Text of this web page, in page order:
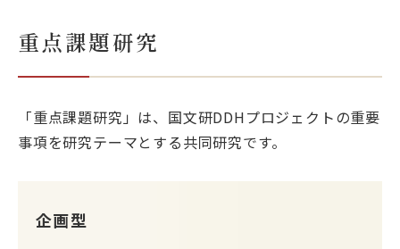
重点課題研究
「重点課題研究」は、国文研DDHプロジェクトの重要
事項を研究テーマとする共同研究です。
企画型